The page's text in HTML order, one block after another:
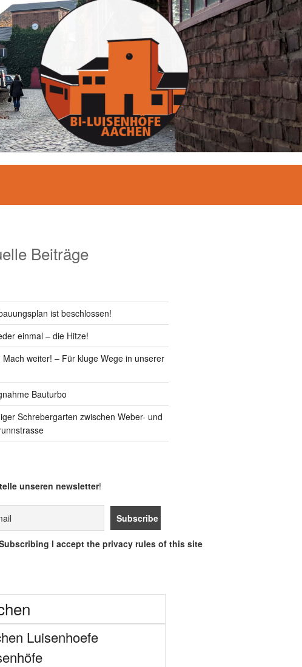
Beiträge
ist beschlossen!
einmal – die Hitze!
Mach weiter! – Für kluge Wege in unserer
Bauturbo
Schrebergarten zwischen Weber- und
unseren newsletter!
I accept the privacy rules of this site
Luisenhoefe